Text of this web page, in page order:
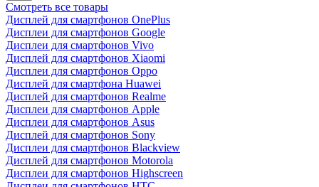
Смотреть все товары
Дисплей для смартфонов OnePlus
Дисплеи для смартфонов Google
Дисплеи для смартфонов Vivo
Дисплей для смартфонов Xiaomi
Дисплеи для смартфонов Oppo
Дисплей для смартфона Huawei
Дисплей для смартфонов Realme
Дисплеи для смартфонов Apple
Дисплеи для смартфонов Asus
Дисплей для смартфонов Sony
Дисплеи для смартфонов Blackview
Дисплей для смартфонов Motorola
Дисплеи для смартфонов Highscreen